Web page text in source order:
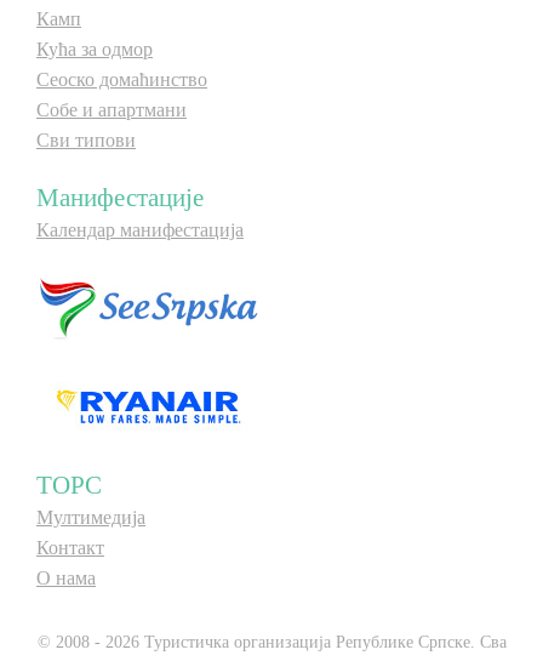
Камп
Кућа за одмор
Сеоско домаћинство
Собе и апартмани
Сви типови
Манифестације
Календар манифестација
ТОРС
Мултимедија
Контакт
О нама
© 2008 - 2026 Туристичка организација Републике Српске. Сва